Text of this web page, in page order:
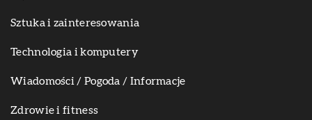
Sztuka i zainteresowania
Technologia i komputery
Wiadomości / Pogoda / Informacje
Zdrowie i fitness